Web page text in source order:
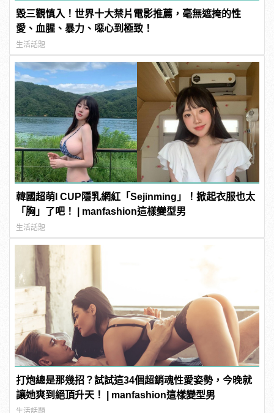
毀三觀慎入！世界十大禁片電影推薦，毫無遮掩的性
愛、血腥、暴力、噁心到極致！
生活話題
韓國超萌I CUP隱乳網紅「Sejinming」！掀起衣服也太
「胸」了吧！ | manfashion這樣變型男
生活話題
打炮總是那幾招？試試這34個超銷魂性愛姿勢，今晚就
讓她爽到絕頂升天！ | manfashion這樣變型男
生活話題